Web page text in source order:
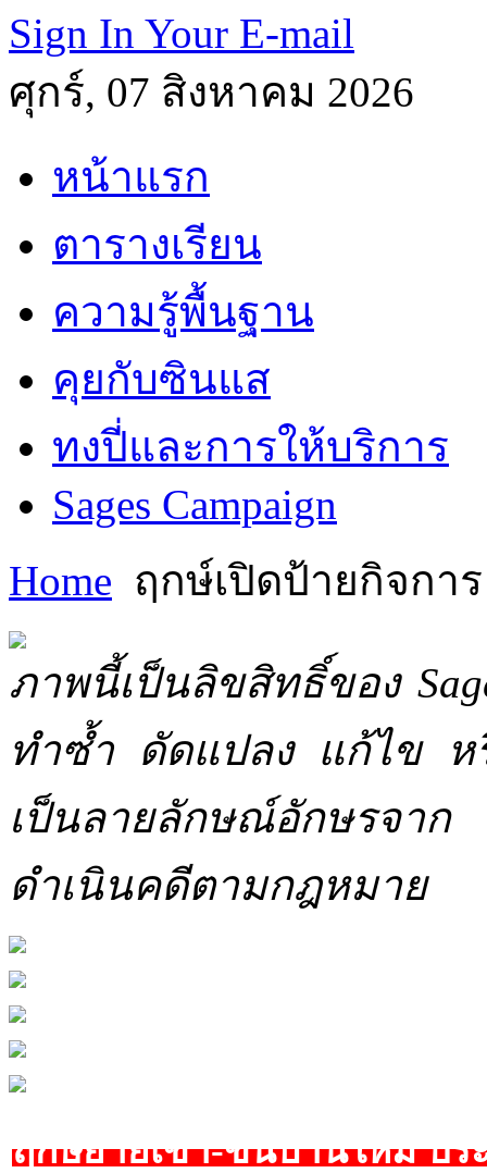
Sign In Your E-mail
ศุกร์, 07 สิงหาคม 2026
หน้าแรก
ตารางเรียน
ความรู้พื้นฐาน
คุยกับซินแส
ทงปี่และการให้บริการ
Sages Campaign
Home ฤกษ์เปิดป้ายกิจการ
ภาพนี้เป็นลิขสิทธิ์ของ
ทำซ้ำ ดัดแปลง แก้ไข ห
เป็นลายลักษณ์อักษรจาก
ดำเนินคดีตามกฎหมาย
ฤกษ์ย้ายเข้า-ขึ้นบ้านใหม่ ปร